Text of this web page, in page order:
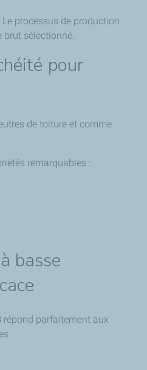
processus de production
sélectionné.
pour
de toiture et comme
remarquables :
basse
répond parfaitement aux